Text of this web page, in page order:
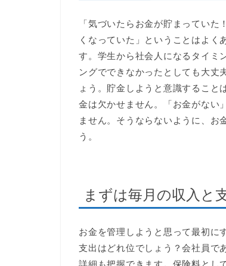
「気づいたらお金が貯まってい
くなっていた」ということはよ
す。学生から社会人になるタイミ
ングでできなかったとしても大丈
ょう。貯金しようと意識すること
金は欠かせません。「お金がない
ません。そうならないように、お
う。
まずは毎月の収入と
お金を管理しようと思って最初に
支出はどれ位でしょう？会社員で